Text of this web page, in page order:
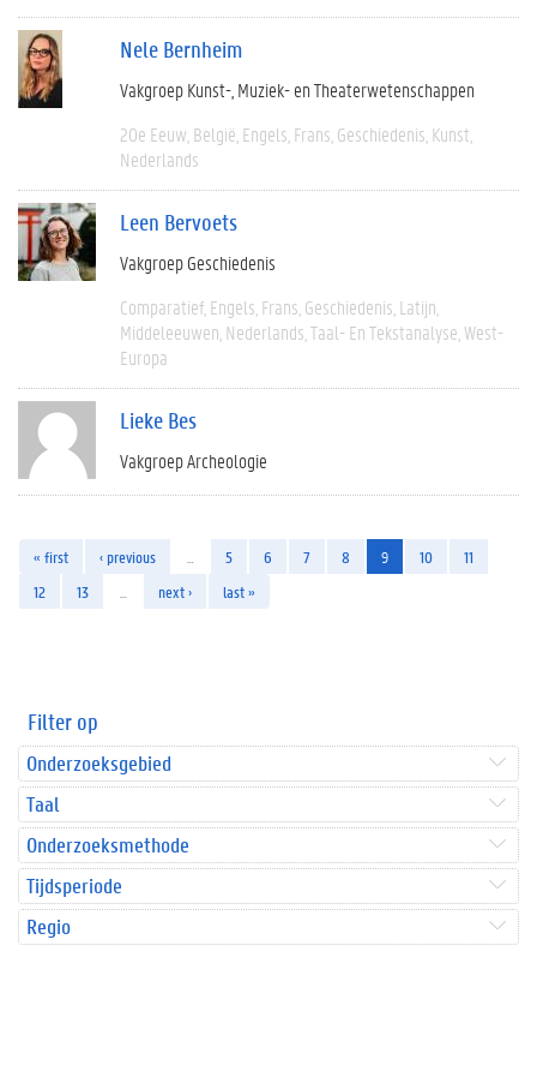
Nele Bernheim
Vakgroep Kunst-, Muziek- en Theaterwetenschappen
20e Eeuw België Engels Frans Geschiedenis Kunst
Nederlands
Leen Bervoets
Vakgroep Geschiedenis
Comparatief Engels Frans Geschiedenis Latijn
Middeleeuwen Nederlands Taal- En Tekstanalyse West-
Europa
Lieke Bes
Vakgroep Archeologie
« first ‹ previous 5 6 7 8 9 10
11
12
13 next › last »
Filter op
Onderzoeksgebied
Taal
Onderzoeksmethode
Tijdsperiode
Regio